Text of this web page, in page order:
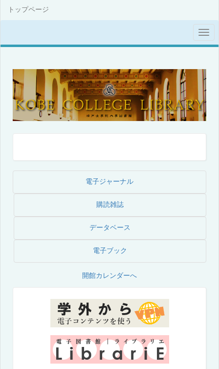
トップページ
電子ジャーナル
購読雑誌
データベース
電子ブック
開館カレンダーへ